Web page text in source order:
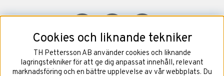
©2026Copyright TH Pettersson AB
Cookies och liknande tekniker
TH Pettersson AB använder cookies och liknande
lagringstekniker för att ge dig anpassat innehåll, relevant
marknadsföring och en bättre upplevelse av vår webbplats. Du